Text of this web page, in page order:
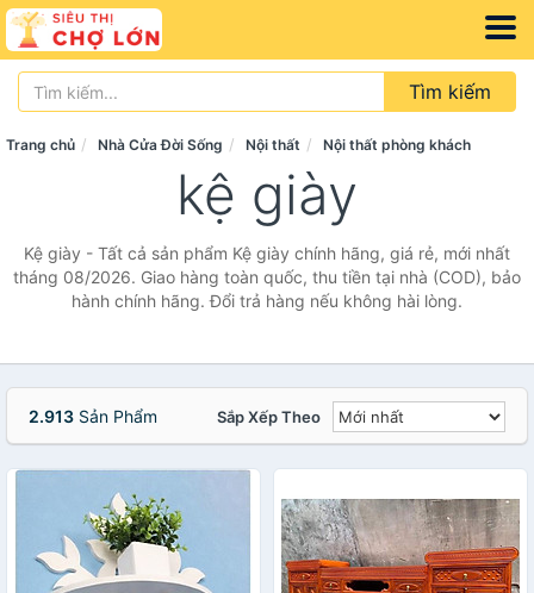
Tìm kiếm
Trang chủ Nhà Cửa Đời Sống Nội thất Nội thất phòng khách
kệ giày
Kệ giày - Tất cả sản phẩm Kệ giày chính hãng, giá rẻ, mới nhất
tháng 08/2026. Giao hàng toàn quốc, thu tiền tại nhà (COD), bảo
hành chính hãng. Đổi trả hàng nếu không hài lòng.
2.913 Sản Phẩm Sắp Xếp Theo